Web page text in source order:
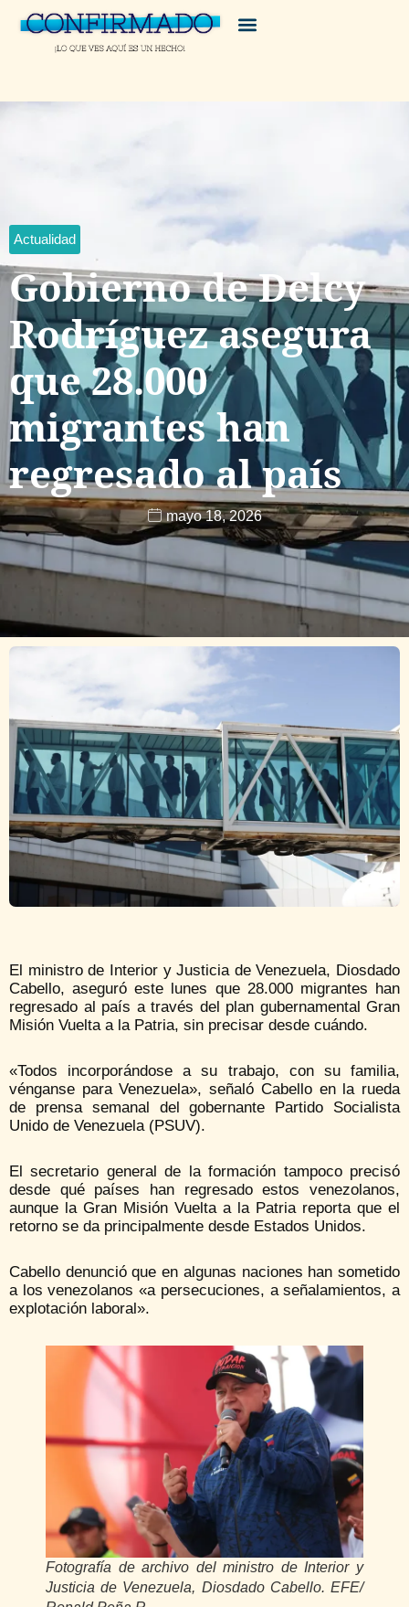
Actualidad
Gobierno de Delcy
Rodríguez asegura
que 28.000
migrantes han
regresado al país
mayo 18, 2026
El ministro de Interior y Justicia de Venezuela, Diosdado
Cabello, aseguró este lunes que 28.000 migrantes han
regresado al país a través del plan gubernamental Gran
Misión Vuelta a la Patria, sin precisar desde cuándo.
«Todos incorporándose a su trabajo, con su familia,
vénganse para Venezuela», señaló Cabello en la rueda
de prensa semanal del gobernante Partido Socialista
Unido de Venezuela (PSUV).
El secretario general de la formación tampoco precisó
desde qué países han regresado estos venezolanos,
aunque la Gran Misión Vuelta a la Patria reporta que el
retorno se da principalmente desde Estados Unidos.
Cabello denunció que en algunas naciones han sometido
a los venezolanos «a persecuciones, a señalamientos, a
explotación laboral».
Fotografía de archivo del ministro de Interior y
Justicia de Venezuela, Diosdado Cabello. EFE/